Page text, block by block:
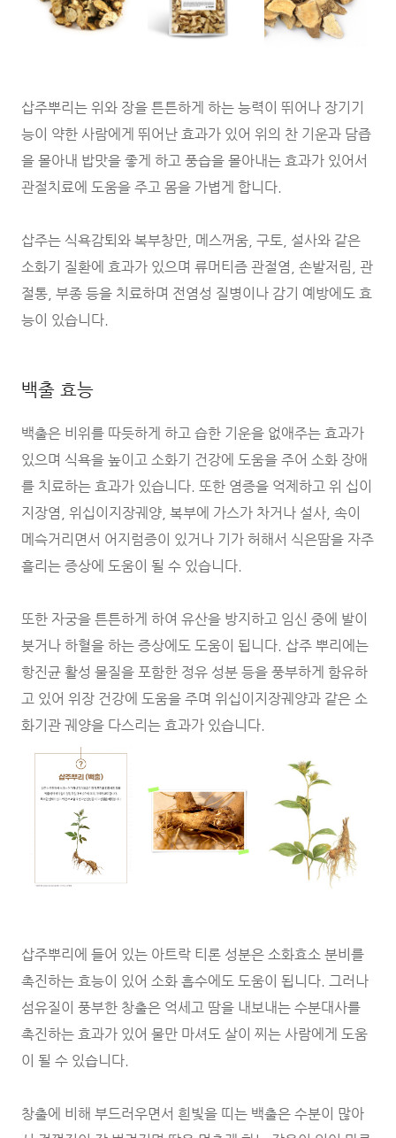
삽주뿌리는 위와 장을 튼튼하게 하는 능력이 뛰어나 장기기
능이 약한 사람에게 뛰어난 효과가 있어 위의 찬 기운과 담즙
을 몰아내 밥맛을 좋게 하고 풍습을 몰아내는 효과가 있어서
관절치료에 도움을 주고 몸을 가볍게 합니다.
삽주는 식욕감퇴와 복부창만, 메스꺼움, 구토, 설사와 같은
소화기 질환에 효과가 있으며 류머티즘 관절염, 손발저림, 관
절통, 부종 등을 치료하며 전염성 질병이나 감기 예방에도 효
능이 있습니다.
백출 효능
백출은 비위를 따듯하게 하고 습한 기운을 없애주는 효과가
있으며 식욕을 높이고 소화기 건강에 도움을 주어 소화 장애
를 치료하는 효과가 있습니다. 또한 염증을 억제하고 위 십이
지장염, 위십이지장궤양, 복부에 가스가 차거나 설사, 속이
메슥거리면서 어지럼증이 있거나 기가 허해서 식은땀을 자주
흘리는 증상에 도움이 될 수 있습니다.
또한 자궁을 튼튼하게 하여 유산을 방지하고 임신 중에 발이
붓거나 하혈을 하는 증상에도 도움이 됩니다. 삽주 뿌리에는
항진균 활성 물질을 포함한 정유 성분 등을 풍부하게 함유하
고 있어 위장 건강에 도움을 주며 위십이지장궤양과 같은 소
화기관 궤양을 다스리는 효과가 있습니다.
삽주뿌리에 들어 있는 아트락 티론 성분은 소화효소 분비를
촉진하는 효능이 있어 소화 흡수에도 도움이 됩니다. 그러나
섬유질이 풍부한 창출은 억세고 땀을 내보내는 수분대사를
촉진하는 효과가 있어 물만 마셔도 살이 찌는 사람에게 도움
이 될 수 있습니다.
창출에 비해 부드러우면서 흰빛을 띠는 백출은 수분이 많아